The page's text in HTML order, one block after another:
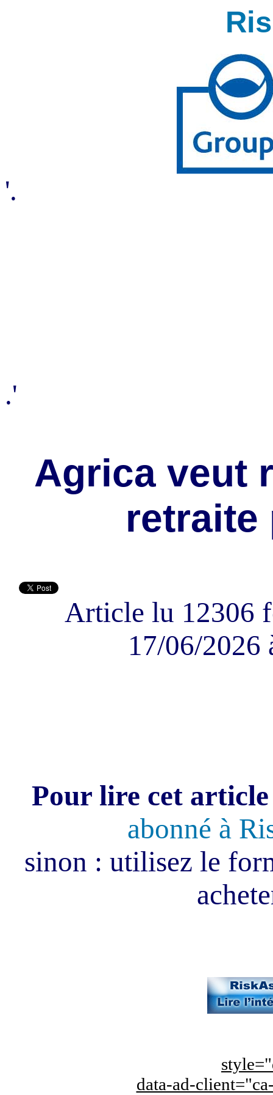
'.
.'
Agrica veut
Article lu 12306
17/06/2026
Pour lire cet
abonné à
sinon : utilisez le
data-ad-